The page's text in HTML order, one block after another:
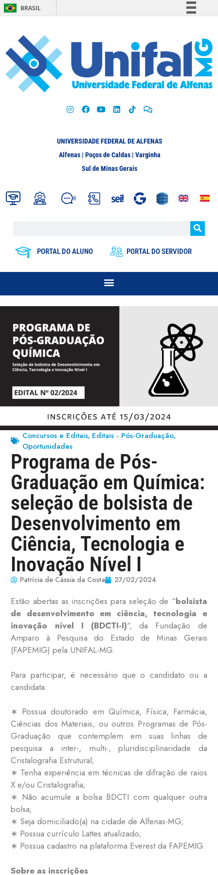
BRASIL
Participe
Acesso à informação
Legislação
UNIVERSIDADE FEDERAL DE ALFENAS
Alfenas | Poços de Caldas | Varginha
Sul de Minas Gerais
PORTAL DO ALUNO PORTAL DO SERVIDOR
Concursos e Editais, Editais - Pós-Graduação,
Oportunidades
Programa de Pós-
Graduação em Química:
seleção de bolsista de
Desenvolvimento em
Ciência, Tecnologia e
Inovação Nível I
Patrícia de Cássia da Costa 27/02/2024
Estão abertas as inscrições para seleção de “bolsista
de desenvolvimento em ciência, tecnologia e
inovação nível I (BDCTI-I)“, da Fundação de
Amparo à Pesquisa do Estado de Minas Gerais
(FAPEMIG) pela UNIFAL-MG.
Para participar, é necessário que o candidato ou a
candidata:
∗ Possua doutorado em Química, Física, Farmácia,
Ciências dos Materiais, ou outros Programas de Pós-
Graduação que contemplem em suas linhas de
pesquisa a inter-, multi-, pluridisciplinaridade da
Cristalografia Estrutural;
∗ Tenha experiência em técnicas de difração de raios
X e/ou Cristalografia;
∗ Não acumule a bolsa BDCTI com qualquer outra
bolsa;
∗ Seja domiciliado(a) na cidade de Alfenas-MG;
∗ Possua currículo Lattes atualizado;
∗ Possua cadastro na plataforma Everest da FAPEMIG.
Sobre as inscrições